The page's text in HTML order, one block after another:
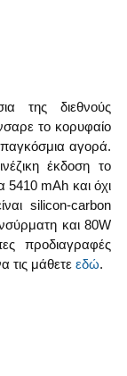
της διεθνούς
το κορυφαίο
αγορά.
έκδοση το
5410 mAh και όχι
silicon-carbon
και 80W
προδιαγραφές
τις μάθετε εδώ.